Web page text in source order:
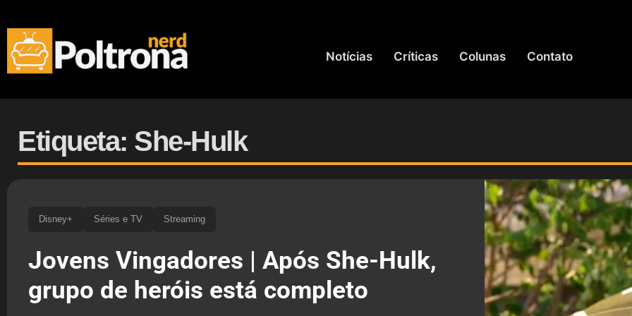
Notícias Críticas Colunas Contato
Etiqueta: She-Hulk
Disney+ Séries e TV Streaming
Jovens Vingadores | Após She-Hulk,
grupo de heróis está completo